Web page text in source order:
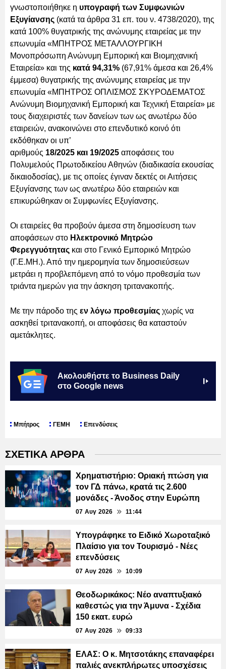
γνωστοποιήθηκε η υπογραφή των Συμφωνιών
Εξυγίανσης (κατά τα άρθρα 31 επ. του ν. 4738/2020), της
κατά 100% θυγατρικής της ανώνυμης εταιρείας με την
επωνυμία «ΜΠΗΤΡΟΣ ΜΕΤΑΛΛΟΥΡΓΙΚΗ
Μονοπρόσωπη Ανώνυμη Εμπορική και Βιομηχανική
Εταιρεία» και της κατά 94,31% (67,91% άμεσα και 26,4%
έμμεσα) θυγατρικής της ανώνυμης εταιρείας με την
επωνυμία «ΜΠΗΤΡΟΣ ΟΠΛΙΣΜΟΣ ΣΚΥΡΟΔΕΜΑΤΟΣ
Ανώνυμη Βιομηχανική Εμπορική και Τεχνική Εταιρεία» με
τους διαχειριστές των δανείων των ως ανωτέρω δύο
εταιρειών, ανακοινώνει στο επενδυτικό κοινό ότι
εκδόθηκαν οι υπ’
αριθμούς 18/2025 και 19/2025 αποφάσεις του
Πολυμελούς Πρωτοδικείου Αθηνών (διαδικασία εκουσίας
δικαιοδοσίας), με τις οποίες έγιναν δεκτές οι Αιτήσεις
Εξυγίανσης των ως ανωτέρω δύο εταιρειών και
επικυρώθηκαν οι Συμφωνίες Εξυγίανσης.
Οι εταιρείες θα προβούν άμεσα στη δημοσίευση των
αποφάσεων στο Ηλεκτρονικό Μητρώο
Φερεγγυότητας και στο Γενικό Εμπορικό Μητρώο
(Γ.Ε.ΜΗ.). Από την ημερομηνία των δημοσιεύσεων
μετράει η προβλεπόμενη από το νόμο προθεσμία των
τριάντα ημερών για την άσκηση τριτανακοπής.
Με την πάροδο της εν λόγω προθεσμίας χωρίς να
ασκηθεί τριτανακοπή, οι αποφάσεις θα καταστούν
αμετάκλητες.
Ακολουθήστε το Business Daily
στο Google news
Μπήτρος ΓΕΜΗ Επενδύσεις
ΣΧΕΤΙΚΑ ΑΡΘΡΑ
Χρηματιστήριο: Οριακή πτώση για
τον ΓΔ πάνω, κρατά τις 2.600
μονάδες - Άνοδος στην Ευρώπη
07 Αυγ 2026 11:44
Υπογράφηκε το Ειδικό Χωροταξικό
Πλαίσιο για τον Τουρισμό - Νέες
επενδύσεις
07 Αυγ 2026 10:09
Θεοδωρικάκος: Νέο αναπτυξιακό
καθεστώς για την Άμυνα - Σχέδια
150 εκατ. ευρώ
07 Αυγ 2026 09:33
ΕΛΑΣ: Ο κ. Μητσοτάκης επαναφέρει
παλιές ανεκπλήρωτες υποσχέσεις